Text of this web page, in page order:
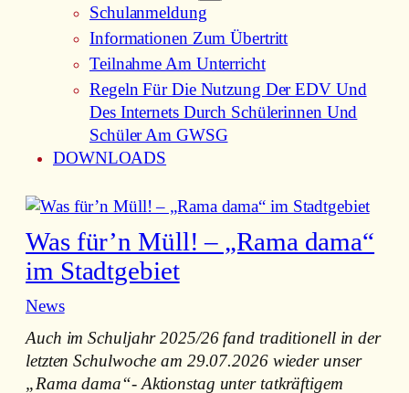
Schulanmeldung
Informationen Zum Übertritt
Teilnahme Am Unterricht
Regeln Für Die Nutzung Der EDV Und
Des Internets Durch Schülerinnen Und
Schüler Am GWSG
DOWNLOADS
Was für’n Müll! – „Rama dama“
im Stadtgebiet
News
Auch im Schuljahr 2025/26 fand traditionell in der
letzten Schulwoche am 29.07.2026 wieder unser
„Rama dama“- Aktionstag unter tatkräftigem